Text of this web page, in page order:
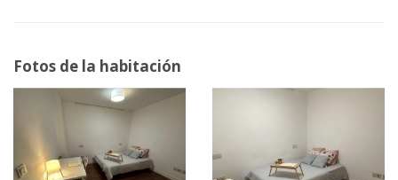
Fotos de la habitación